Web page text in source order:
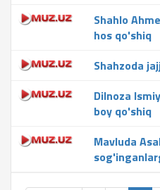
Shahlo
hos qo'shiq
Shahzoda
Dilnoza
boy qo'shiq
Mavluda